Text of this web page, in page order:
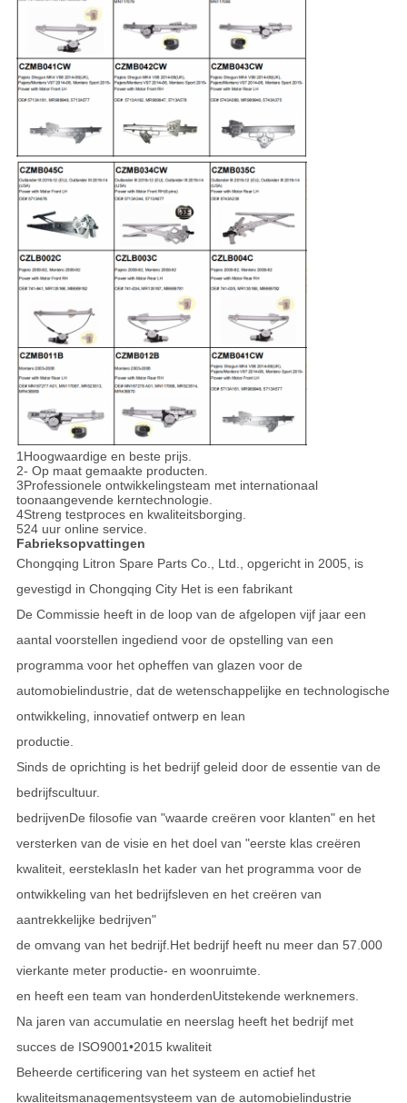
1Hoogwaardige en beste prijs.
2- Op maat gemaakte producten.
3Professionele ontwikkelingsteam met internationaal
toonaangevende kerntechnologie.
4Streng testproces en kwaliteitsborging.
524 uur online service.
Fabrieksopvattingen
Chongqing Litron Spare Parts Co., Ltd., opgericht in 2005, is
gevestigd in Chongqing City Het is een fabrikant
De Commissie heeft in de loop van de afgelopen vijf jaar een
aantal voorstellen ingediend voor de opstelling van een
programma voor het opheffen van glazen voor de
automobielindustrie, dat de wetenschappelijke en technologische
ontwikkeling, innovatief ontwerp en lean
productie.
Sinds de oprichting is het bedrijf geleid door de essentie van de
bedrijfscultuur.
bedrijvenDe filosofie van "waarde creëren voor klanten" en het
versterken van de visie en het doel van "eerste klas creëren
kwaliteit, eersteklasIn het kader van het programma voor de
ontwikkeling van het bedrijfsleven en het creëren van
aantrekkelijke bedrijven"
de omvang van het bedrijf. Het bedrijf heeft nu meer dan 57.000
vierkante meter productie- en woonruimte.
en heeft een team van honderdenUitstekende werknemers.
Na jaren van accumulatie en neerslag heeft het bedrijf met
succes de ISO9001•2015 kwaliteit
Beheerde certificering van het systeem en actief het
kwaliteitsmanagementsysteem van de automobielindustrie